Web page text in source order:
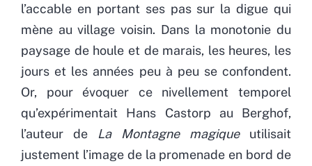
l’accable en portant ses pas sur la digue qui
mène au village voisin. Dans la monotonie du
paysage de houle et de marais, les heures, les
jours et les années peu à peu se confondent.
Or, pour évoquer ce nivellement temporel
qu’expérimentait Hans Castorp au Berghof,
l’auteur de La Montagne magiqueutilisait
justement l’image de la promenade en bord de